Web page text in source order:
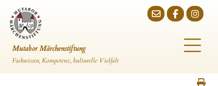
Mutabor Märchenstiftung
Fachwissen, Kompetenz, kulturelle Vielfalt